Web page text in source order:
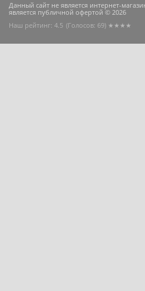
Данный сайт не является интернет-
является публичной офертой © 2026
Наш рейтинг: 4.5 (Голосов: 69) ★★★★